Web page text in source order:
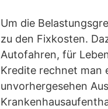
Um die
zu den Fixkosten.
Autofahren, für
Kredite rechnet man
unvorhergesehen